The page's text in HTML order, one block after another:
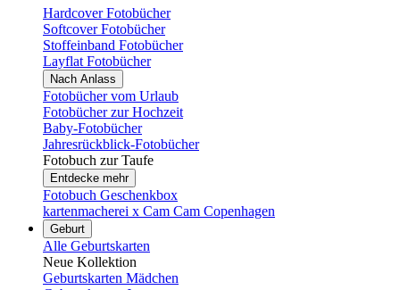
Hardcover Fotobücher
Softcover Fotobücher
Stoffeinband Fotobücher
Layflat Fotobücher
Nach Anlass
Fotobücher vom Urlaub
Fotobücher zur Hochzeit
Baby-Fotobücher
Jahresrückblick-Fotobücher
Fotobuch zur Taufe
Entdecke mehr
Fotobuch Geschenkbox
kartenmacherei x Cam Cam Copenhagen
Geburt
Alle Geburtskarten
Neue Kollektion
Geburtskarten Mädchen